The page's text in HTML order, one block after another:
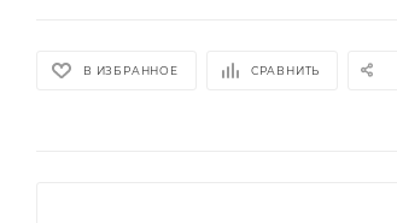
В ИЗБРАННОЕ СРАВНИТЬ